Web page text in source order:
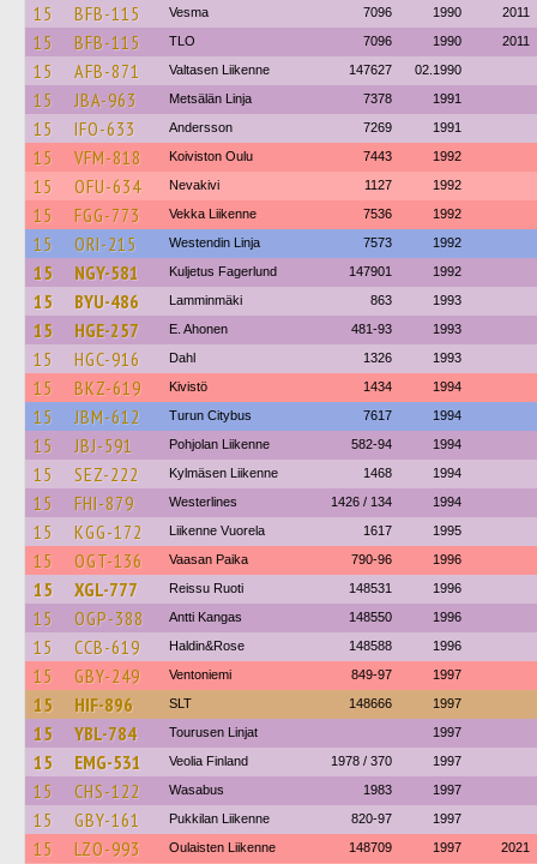
15 BFB-115 Vesma 7096 1990 2011
15 BFB-115 TLO 7096 1990 2011
15 AFB-871 Valtasen Liikenne 147627 02.1990
15 JBA-963 Metsälän Linja 7378 1991
15 IFO-633 Andersson 7269 1991
15 VFM-818 Koiviston Oulu 7443 1992
15 OFU-634 Nevakivi 1127 1992
15 FGG-773 Vekka Liikenne 7536 1992
15 ORI-215 Westendin Linja 7573 1992
15 NGY-581 Kuljetus Fagerlund 147901 1992
15 BYU-486 Lamminmäki 863 1993
15 HGE-257 E. Ahonen 481-93 1993
15 HGC-916 Dahl 1326 1993
15 BKZ-619 Kivistö 1434 1994
15 JBM-612 Turun Citybus 7617 1994
15 JBJ-591 Pohjolan Liikenne 582-94 1994
15 SEZ-222 Kylmäsen Liikenne 1468 1994
15 FHI-879 Westerlines 1426 / 134 1994
15 KGG-172 Liikenne Vuorela 1617 1995
15 OGT-136 Vaasan Paika 790-96 1996
15 XGL-777 Reissu Ruoti 148531 1996
15 OGP-388 Antti Kangas 148550 1996
15 CCB-619 Haldin&Rose 148588 1996
15 GBY-249 Ventoniemi 849-97 1997
15 HIF-896 SLT 148666 1997
15 YBL-784 Tourusen Linjat 1997
15 EMG-531 Veolia Finland 1978 / 370 1997
15 CHS-122 Wasabus 1983 1997
15 GBY-161 Pukkilan Liikenne 820-97 1997
15 LZO-993 Oulaisten Liikenne 148709 1997 2021